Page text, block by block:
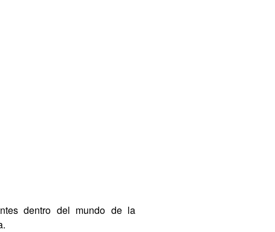
dentro del mundo de la